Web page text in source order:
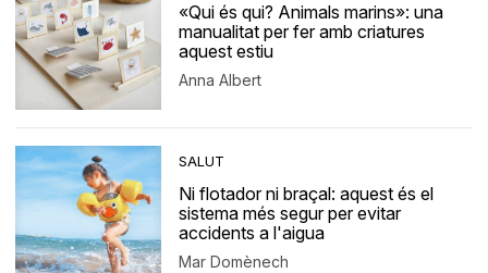
«Qui és qui? Animals marins»: una
manualitat per fer amb criatures
aquest estiu
Anna Albert
SALUT
Ni flotador ni braçal: aquest és el
sistema més segur per evitar
accidents a l'aigua
Mar Domènech